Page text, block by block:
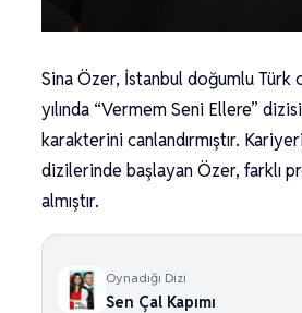
Sina Özer, İstanbul doğumlu Türk
yılında “Vermem Seni Ellere”
karakterini canlandırmıştır.
dizilerinde başlayan Özer, farklı
almıştır.
Oynadığı Dizi
Sen Çal Kapımı